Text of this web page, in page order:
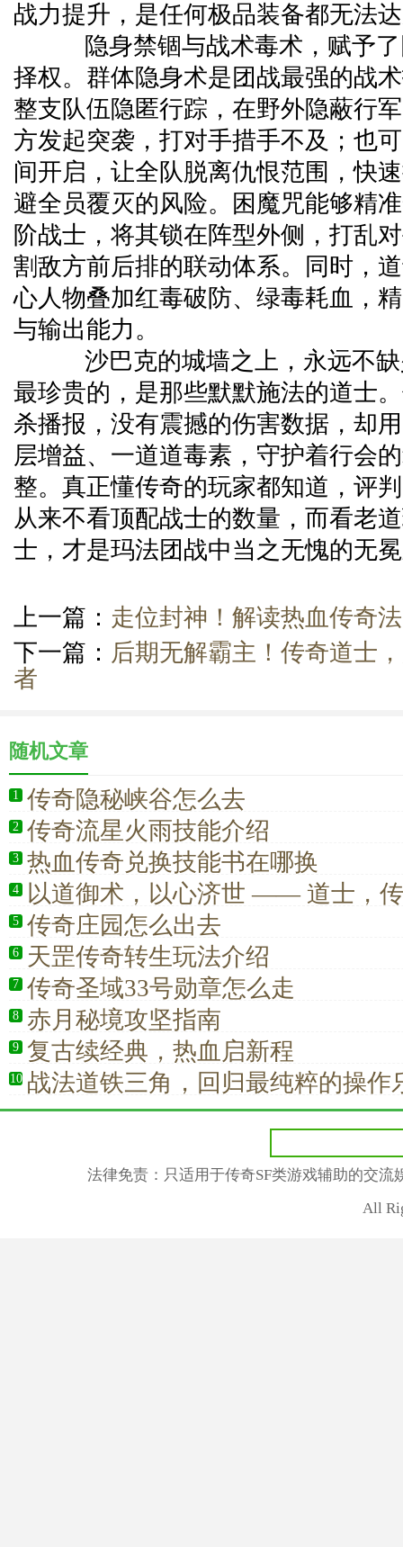
战力提升，是任何极品装备都无法
隐身禁锢与战术毒术，赋予了
择权。群体隐身术是团战最强的战
整支队伍隐匿行踪，在野外隐蔽行
方发起突袭，打对手措手不及；也
间开启，让全队脱离仇恨范围，快
避全员覆灭的风险。困魔咒能够精
阶战士，将其锁在阵型外侧，打乱
割敌方前后排的联动体系。同时，
心人物叠加红毒破防、绿毒耗血，
与输出能力。
沙巴克的城墙之上，永远不缺
最珍贵的，是那些默默施法的道士
杀播报，没有震撼的伤害数据，却
层增益、一道道毒素，守护着行会
整。真正懂传奇的玩家都知道，评
从来不看顶配战士的数量，而看老
士，才是玛法团战中当之无愧的无
上一篇： 走位封神！解读热血传奇
下一篇： 后期无解霸主！传奇道士
者
随机文章
1 传奇隐秘峡谷怎么去
2 传奇流星火雨技能介绍
3 热血传奇兑换技能书在哪换
4
以道御术，以心济世 —— 道士，
恒信仰
5 传奇庄园怎么出去
6 天罡传奇转生玩法介绍
7 传奇圣域33号勋章怎么走
8 赤月秘境攻坚指南
9 复古续经典，热血启新程
10 战法道铁三角，回归最纯粹的操作
法律免责：只适用于传奇SF类游戏辅助的交
All